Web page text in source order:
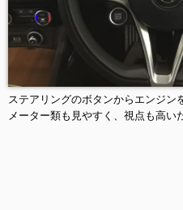
ステアリングのボタンからエンジン
メーター類も見やすく、視点も高い